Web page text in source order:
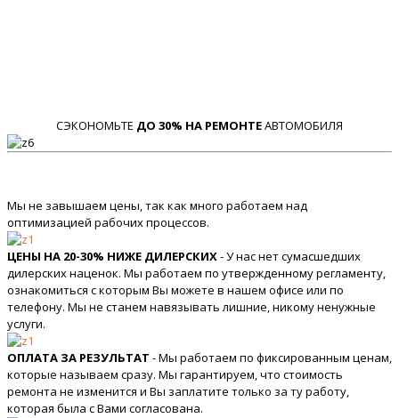
СЭКОНОМЬТЕ ДО 30% НА РЕМОНТЕАВТОМОБИЛЯ
Мы не завышаем цены, так как много работаем над
оптимизацией рабочих процессов.
ЦЕНЫ НА 20-30% НИЖЕ ДИЛЕРСКИХ- У нас нет сумасшедших
дилерских наценок. Мы работаем по утвержденному регламенту,
ознакомиться с которым Вы можете в нашем офисе или по
телефону. Мы не станем навязывать лишние, никому ненужные
услуги.
ОПЛАТА ЗА РЕЗУЛЬТАТ - Мы работаем по фиксированным ценам,
которые называем сразу. Мы гарантируем, что стоимость
ремонта не изменится и Вы заплатите только за ту работу,
которая была с Вами согласована.